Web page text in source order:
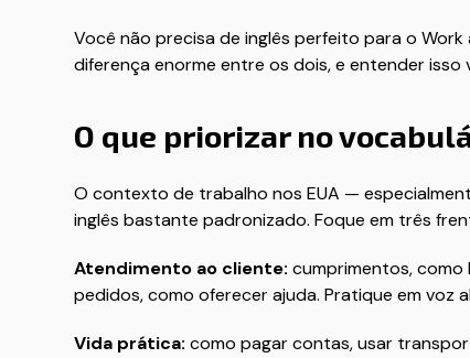
Você não precisa de inglês perfeito para o Work
diferença enorme entre os dois, e entender
O que priorizar no
O contexto de trabalho nos EUA —
inglês bastante padronizado. Foque em três
Atendimento ao cliente: cumprimentos, como
pedidos, como oferecer ajuda. Pratique em voz
Vida prática: como pagar contas, usar